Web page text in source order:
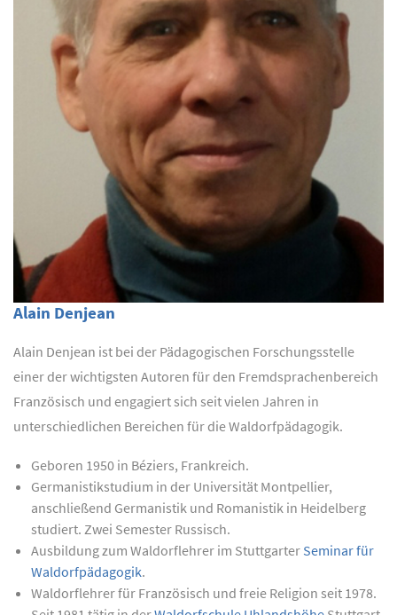
Alain Denjean
Alain Denjean ist bei der Pädagogischen Forschungsstelle
einer der wichtigsten Autoren für den Fremdsprachenbereich
Französisch und engagiert sich seit vielen Jahren in
unterschiedlichen Bereichen für die Waldorfpädagogik.
Geboren 1950 in Béziers, Frankreich.
Germanistikstudium in der Universität Montpellier,
anschließend Germanistik und Romanistik in Heidelberg
studiert. Zwei Semester Russisch.
Ausbildung zum Waldorflehrer im Stuttgarter Seminar für
Waldorfpädagogik.
Waldorflehrer für Französisch und freie Religion seit 1978.